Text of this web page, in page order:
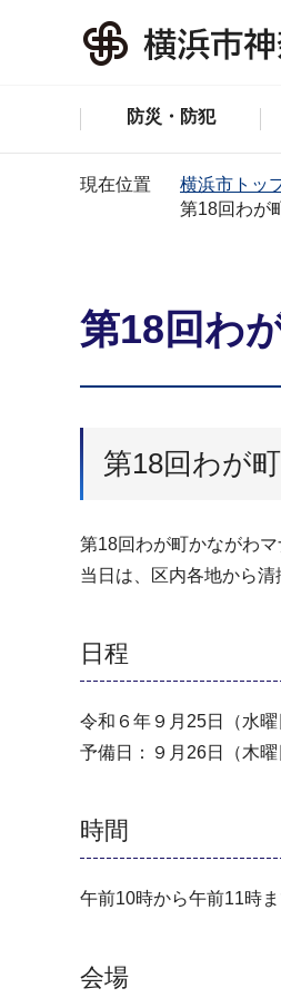
防災・防犯
現在位置 横浜市トッ
第18回わが
第18回わ
第18回わが
第18回わが町かながわ
当日は、区内各地から清
日程
令和６年９月25日（水
予備日：９月26日（木
時間
午前10時から午前11時
会場